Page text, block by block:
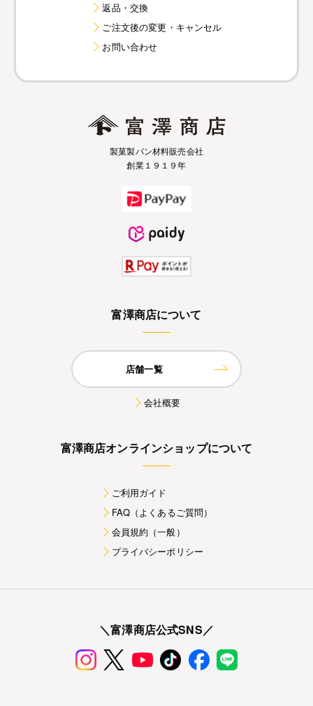
返品・交換
ご注文後の変更・キャンセル
お問い合わせ
製菓製パン材料販売会社
創業１９１９年
富澤商店について
店舗一覧
会社概要
富澤商店オンラインショップについて
ご利用ガイド
FAQ（よくあるご質問）
会員規約（一般）
プライバシーポリシー
＼富澤商店公式SNS／